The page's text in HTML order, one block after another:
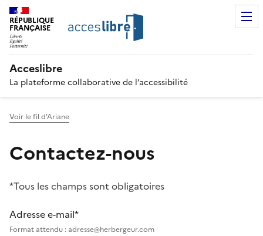
RÉPUBLIQUE
FRANÇAISE
Acceslibre
La plateforme collaborative de l’accessibilité
Voir le fil d'Ariane
Contactez-nous
*Tous les champs sont obligatoires
Adresse e-mail*
Format attendu : adresse@herbergeur.com